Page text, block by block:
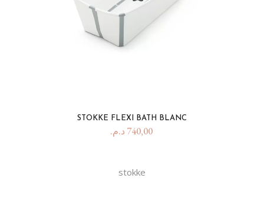
STOKKE FLEXI BATH BLANC
740,00 د.م.
stokke